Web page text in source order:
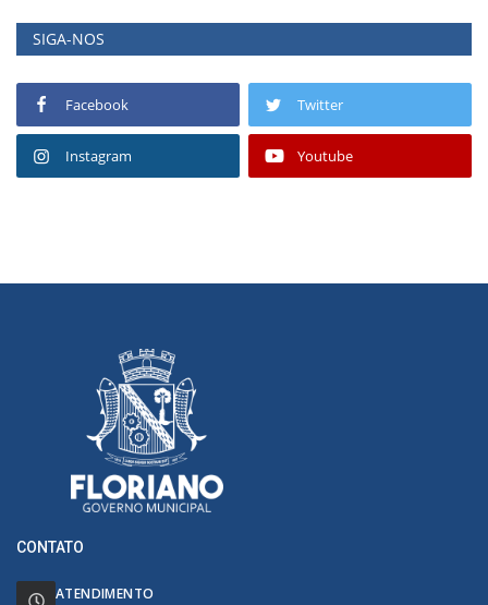
SIGA-NOS
Facebook Twitter
Instagram Youtube
CONTATO
ATENDIMENTO